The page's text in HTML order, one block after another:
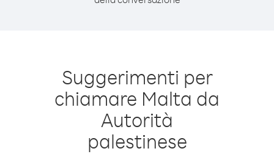
Suggerimenti per
chiamare Malta da
Autorità
palestinese